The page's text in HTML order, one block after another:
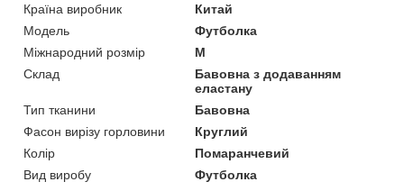
Країна виробник
Китай
Модель
Футболка
Міжнародний розмір
M
Склад
Бавовна з додаванням
еластану
Тип тканини
Бавовна
Фасон вирізу горловини
Круглий
Колір
Помаранчевий
Вид виробу
Футболка